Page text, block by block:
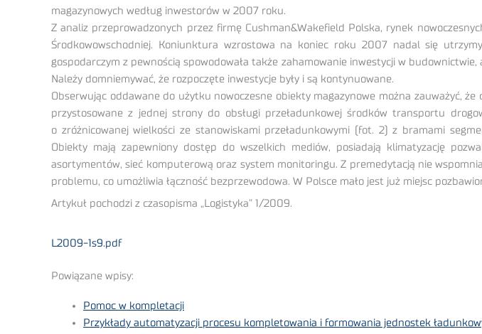
magazynowych według inwestorów w 2007 roku.
Z analiz przeprowadzonych przez firmę Cushman&Wakefield Polska, rynek
Środkowowschodniej. Koniunktura wzrostowa na koniec roku 2007 nadal się
gospodarczym z pewnością spowodowała także zahamowanie inwestycji w
Należy domniemywać, że rozpoczęte inwestycje były i są kontynuowane.
Obserwując oddawane do użytku nowoczesne obiekty magazynowe można zauważyć,
przystosowane z jednej strony do obsługi przeładunkowej środków transportu
o zróżnicowanej wielkości ze stanowiskami przeładunkowymi (fot. 2) z bramami
Obiekty mają zapewniony dostęp do wszelkich mediów, posiadają klimatyzację
asortymentów, sieć komputerową oraz system monitoringu. Z premedytacją nie
problemu, co umożliwia łączność bezprzewodowa. W Polsce mało jest już miejsc
Artykuł pochodzi z czasopisma „Logistyka” 1/2009.
L2009-1s9.pdf
Powiązane wpisy:
Pomoc w kompletacji
Przykłady automatyzacji procesu kompletowania i formowania jednostek